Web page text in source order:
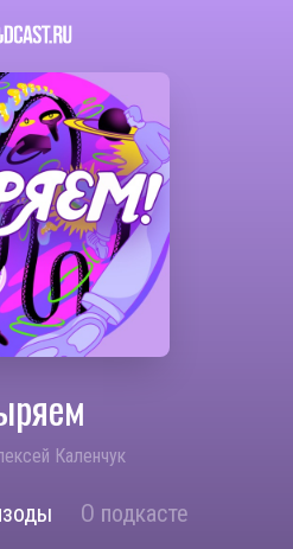
Каленчук
О подкасте